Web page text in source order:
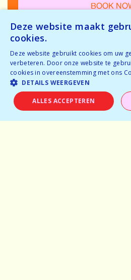
BOOK
Home
Why speeddating
About us
Deze website maakt
cookies.
Deze website gebruikt cookies om uw
verbeteren. Door onze website te
cookies in overeenstemming met ons
DETAILS WEERGEVEN
ALLES ACCEPTEREN